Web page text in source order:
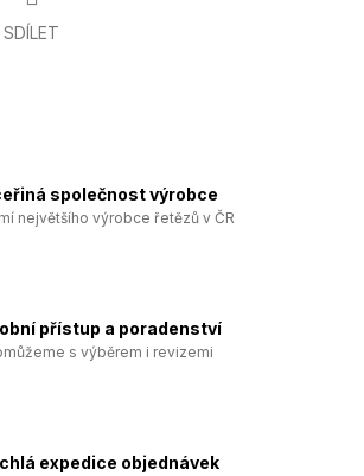
SDÍLET
společnost výrobce
největšího výrobce řetězů v ČR
přístup a poradenství
s výběrem i revizemi
expedice objednávek